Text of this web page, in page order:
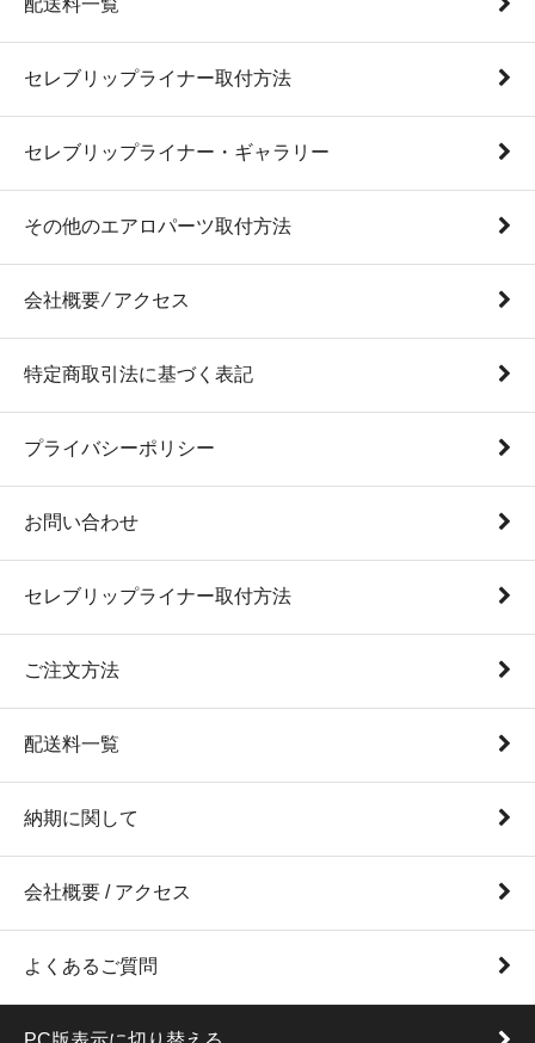
セレブリップライナー取付方法
セレブリップライナー・ギャラリー
その他のエアロパーツ取付方法
会社概要 ⁄ アクセス
特定商取引法に基づく表記
プライバシーポリシー
お問い合わせ
セレブリップライナー取付方法
ご注文方法
配送料一覧
納期に関して
会社概要 / アクセス
よくあるご質問